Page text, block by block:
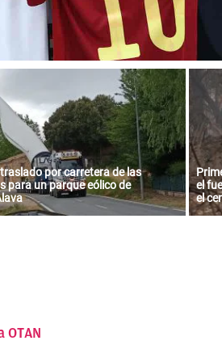
por carretera de las
para un parque eólico de
el
el